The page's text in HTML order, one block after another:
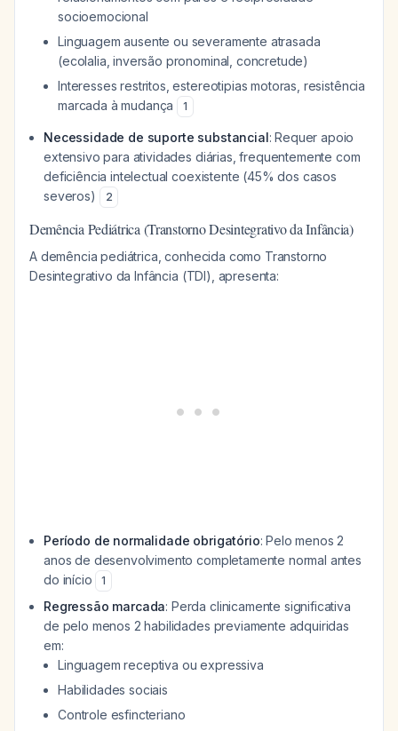
socioemocional
Linguagem ausente ou severamente atrasada
(ecolalia, inversão pronominal, concretude)
Interesses restritos, estereotipias motoras, resistência
marcada à mudança
1
Necessidade de suporte substancial: Requer apoio
extensivo para atividades diárias, frequentemente com
deficiência intelectual coexistente (45% dos casos
severos)
2
Demência Pediátrica (Transtorno Desintegrativo da Infância)
A demência pediátrica, conhecida como Transtorno
Desintegrativo da Infância (TDI), apresenta:
Período de normalidade obrigatório: Pelo menos 2
anos de desenvolvimento completamente normal antes
do início
1
Regressão marcada: Perda clinicamente significativa
de pelo menos 2 habilidades previamente adquiridas
em:
Linguagem receptiva ou expressiva
Habilidades sociais
Controle esfincteriano